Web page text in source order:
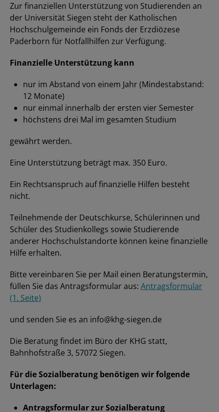
Zur finanziellen Unterstützung von Studierenden an
der Universität Siegen steht der Katholischen
Hochschulgemeinde ein Fonds der Erzdiözese
Paderborn für Notfallhilfen zur Verfügung.
Finanzielle Unterstützung kann
nur im Abstand von einem Jahr (Mindestabstand:
12 Monate)
nur einmal innerhalb der ersten vier Semester
höchstens drei Mal im gesamten Studium
gewährt werden.
Eine Unterstützung beträgt max. 350 Euro.
Ein Rechtsanspruch auf finanzielle Hilfen besteht
nicht.
Teilnehmende der Deutschkurse, Schülerinnen und
Schüler des Studienkollegs sowie Studierende
anderer Hochschulstandorte können keine finanzielle
Hilfe erhalten.
Bitte vereinbaren Sie per Mail einen Beratungstermin,
füllen Sie das Antragsformular aus: Antragsformular
(1. Seite)
und senden Sie es an info@khg-siegen.de
Die Beratung findet im Büro der KHG statt,
Bahnhofstraße 3, 57072 Siegen.
Für die Sozialberatung benötigen wir folgende
Unterlagen:
Antragsformular zur Sozialberatung